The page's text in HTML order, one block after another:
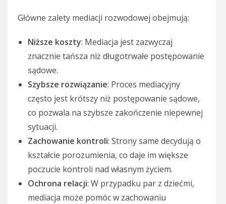
Główne zalety mediacji rozwodowej obejmują:
Niższe koszty: Mediacja jest zazwyczaj
znacznie tańsza niż długotrwałe postępowanie
sądowe.
Szybsze rozwiązanie: Proces mediacyjny
często jest krótszy niż postępowanie sądowe,
co pozwala na szybsze zakończenie niepewnej
sytuacji.
Zachowanie kontroli: Strony same decydują o
kształcie porozumienia, co daje im większe
poczucie kontroli nad własnym życiem.
Ochrona relacji: W przypadku par z dziećmi,
mediacja może pomóc w zachowaniu